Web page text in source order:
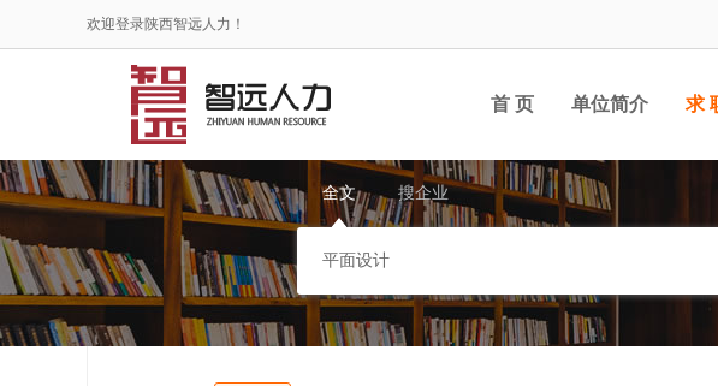
欢迎登录陕西智远人力！
首 页 单位简介 求
全文 搜企业